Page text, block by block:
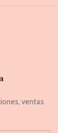
ventas